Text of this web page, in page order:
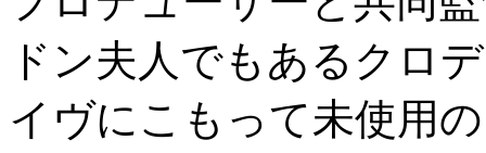
ドン夫人でもあるクロ
イヴにこもって未使用